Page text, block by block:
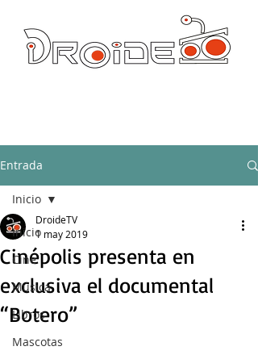
Entrada
Inicio
Cine
Música
Libros
Mascotas
Inicio
Cinépolis presenta en
exclusiva el documental
“Botero”
DroideTV
1 may 2019